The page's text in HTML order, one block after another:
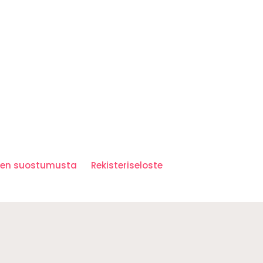
suostumusta Rekisteriseloste